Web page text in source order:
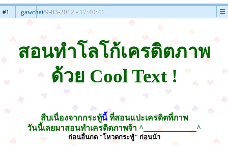
#1 gawchat29-03-2012 - 17:40:41
สอนทำโลโก้เครดิตภาพ
ด้วย Cool Text !
สืบเนื่องจากกระทู้นี้ที่สอนแปะเครดิตที่ภาพ
วันนี้เลยมาสอนทำเครดิตภาพจ้า ^_____________^
ก่อนอื่นกด "โหวตกระทู้" ก่อนน้า